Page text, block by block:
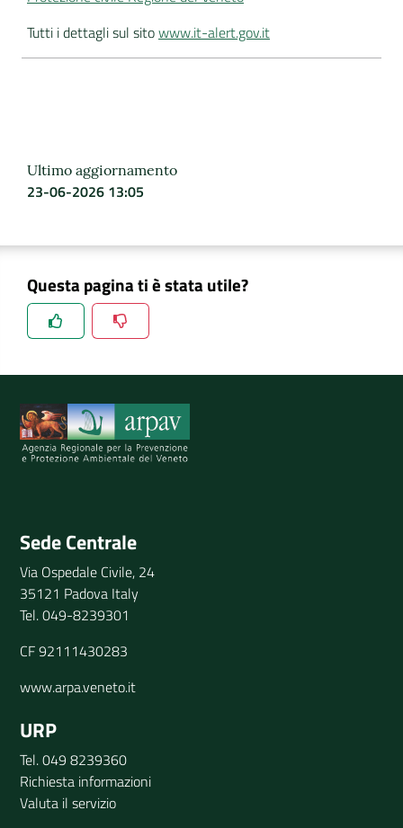
Tutti i dettagli sul sitowww.it-alert.gov.it
Ultimo aggiornamento
23-06-2026 13:05
Questa pagina ti è stata utile?
Spiegaci perchè, e aiutaci a migliorare il servizio
Sede Centrale
Via Ospedale Civile, 24
35121 Padova Italy
Tel. 049-8239301
CF 92111430283
www.arpa.veneto.it
URP
Tel. 049 8239360
Richiesta informazioni
Valuta il servizio